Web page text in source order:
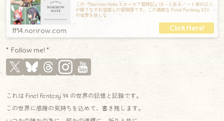
この『Norirow Note エオルゼア冒険記』は―とあるノート家の三人
が織りなすお宝探しの冒険譚です。この素敵な Final Fantasy XIV
の世界を旅しな
ff14.norirow.com
* Follow me! *
これは Final Fantasy 14 の世界の記憶と記録です。
この世界に感謝の気持ちを込めて、書き残します。